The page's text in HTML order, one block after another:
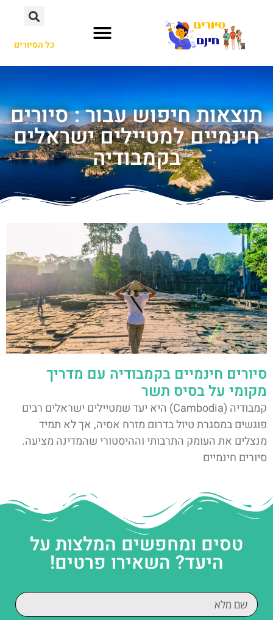
כל הסיורים
תוצאות חיפוש עבור : סיורים
חינמיים למטיילים ישראלים
בקמבודיה
סיורים חינמיים בקמבודיה עם מדריך
מקומי על בסיס תשר
קמבודיה (Cambodia) היא יעד שמטיילים ישראלים רבים
פוגשים במסגרת טיול בדרום מזרח אסיה, אך לא תמיד
מנצלים את העומק התרבותי וההיסטורי שהמדינה מציעה.
סיורים חינמיים
טסים ומחפשים המלצות על
היעד? השאירו פרטים!